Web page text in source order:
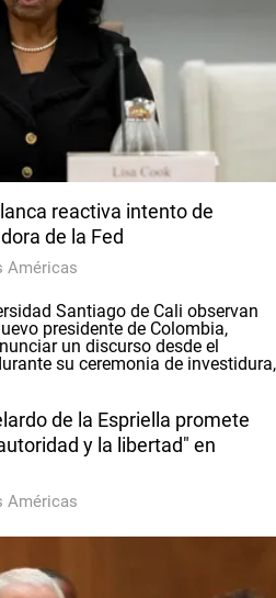
reactiva intento de
de la Fed
Américas
de la Espriella promete
y la libertad" en
Américas